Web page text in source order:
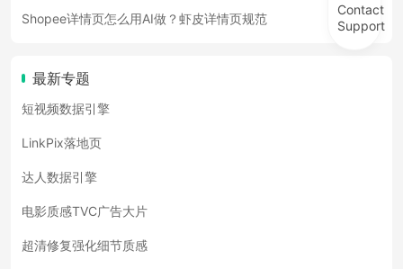
Shopee详情页怎么用AI做？虾皮详情页规范
最新专题
短视频数据引擎
LinkPix落地页
达人数据引擎
电影质感TVC广告大片
超清修复强化细节质感
Contact
Support